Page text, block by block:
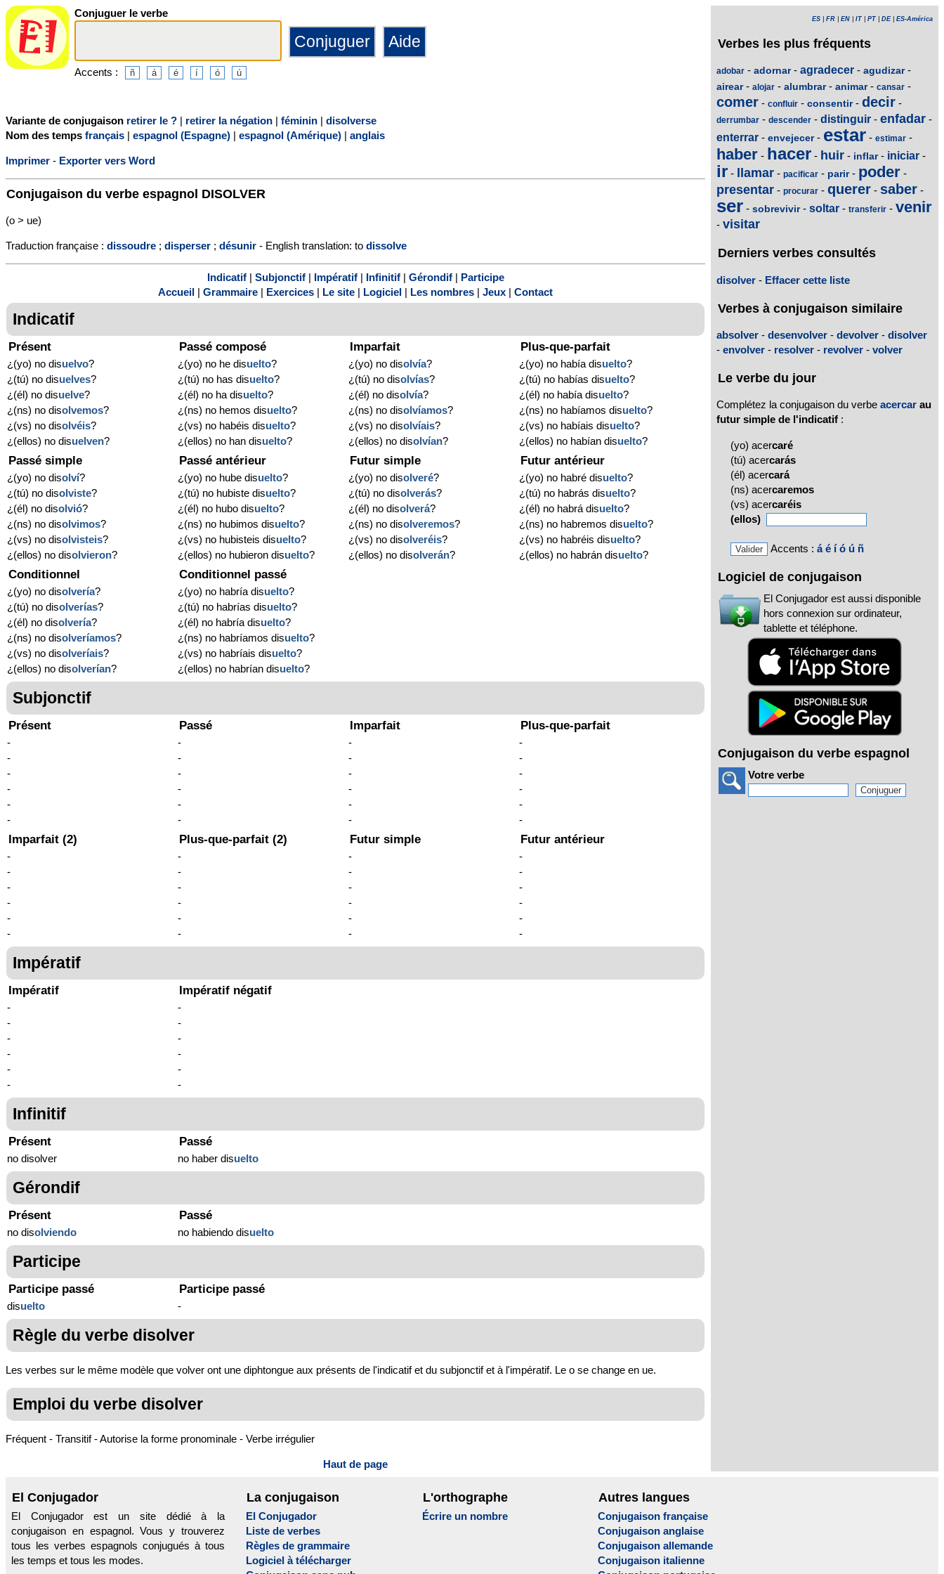
Conjuguer le verbe
Accents :
Variante de conjugaison retirer le ? | retirer la négation | féminin | disolverse
Nom des temps français | espagnol (Espagne) | espagnol (Amérique) | anglais
Imprimer - Exporter vers Word
Conjugaison du verbe espagnol DISOLVER
(o > ue)
Traduction française : dissoudre ; disperser ; désunir - English translation: to dissolve
Indicatif| Subjonctif| Impératif| Infinitif| Gérondif| Participe
Accueil | Grammaire | Exercices | Le site | Logiciel | Les nombres | Jeux | Contact
Indicatif
Présent
¿(yo) no disuelvo?
¿(tú) no disuelves?
¿(él) no disuelve?
¿(ns) no disolvemos?
¿(vs) no disolvéis?
¿(ellos) no disuelven?
Passé composé
¿(yo) no he disuelto?
¿(tú) no has disuelto?
¿(él) no ha disuelto?
¿(ns) no hemos disuelto?
¿(vs) no habéis disuelto?
¿(ellos) no han disuelto?
Imparfait
¿(yo) no disolvía?
¿(tú) no disolvías?
¿(él) no disolvía?
¿(ns) no disolvíamos?
¿(vs) no disolvíais?
¿(ellos) no disolvían?
Plus-que-parfait
¿(yo) no había disuelto?
¿(tú) no habías disuelto?
¿(él) no había disuelto?
¿(ns) no habíamos disuelto?
¿(vs) no habíais disuelto?
¿(ellos) no habían disuelto?
Passé simple
¿(yo) no disolví?
¿(tú) no disolviste?
¿(él) no disolvió?
¿(ns) no disolvimos?
¿(vs) no disolvisteis?
¿(ellos) no disolvieron?
Passé antérieur
¿(yo) no hube disuelto?
¿(tú) no hubiste disuelto?
¿(él) no hubo disuelto?
¿(ns) no hubimos disuelto?
¿(vs) no hubisteis disuelto?
¿(ellos) no hubieron disuelto?
Futur simple
¿(yo) no disolveré?
¿(tú) no disolverás?
¿(él) no disolverá?
¿(ns) no disolveremos?
¿(vs) no disolveréis?
¿(ellos) no disolverán?
Futur antérieur
¿(yo) no habré disuelto?
¿(tú) no habrás disuelto?
¿(él) no habrá disuelto?
¿(ns) no habremos disuelto?
¿(vs) no habréis disuelto?
¿(ellos) no habrán disuelto?
Conditionnel
¿(yo) no disolvería?
¿(tú) no disolverías?
¿(él) no disolvería?
¿(ns) no disolveríamos?
¿(vs) no disolveríais?
¿(ellos) no disolverían?
Conditionnel passé
¿(yo) no habría disuelto?
¿(tú) no habrías disuelto?
¿(él) no habría disuelto?
¿(ns) no habríamos disuelto?
¿(vs) no habríais disuelto?
¿(ellos) no habrían disuelto?
Subjonctif
Présent
-
-
-
-
-
-
Passé
-
-
-
-
-
-
Imparfait
-
-
-
-
-
-
Plus-que-parfait
-
-
-
-
-
-
Imparfait (2)
-
-
-
-
-
-
Plus-que-parfait (2)
-
-
-
-
-
-
Futur simple
-
-
-
-
-
-
Futur antérieur
-
-
-
-
-
-
Impératif
Impératif
-
-
-
-
-
-
Impératif négatif
-
-
-
-
-
-
Infinitif
Présent
no disolver
Passé
no haber disuelto
Gérondif
Présent
no disolviendo
Passé
no habiendo disuelto
Participe
Participe passé
disuelto
Participe passé
-
Règle du verbe disolver
Les verbes sur le même modèle que volver ont une diphtongue aux présents de l'indicatif et du subjonctif et à l'impératif. Le o se change en ue.
Emploi du verbe disolver
Fréquent - Transitif - Autorise la forme pronominale - Verbe irrégulier
Haut de page
ES FR EN IT PT DE| ES-América
Verbes les plus fréquents
adobar - adornar- agradecer - agudizar-
airear- alojar - alumbrar- animar- cansar -
comer - confluir - consentir- decir -
derrumbar - descender - distinguir - enfadar -
enterrar - envejecer- estar - estimar -
haber - hacer - huir - inflar- iniciar -
ir - llamar - pacificar - parir- poder -
presentar - procurar - querer - saber -
ser - sobrevivir- soltar - transferir - venir
- visitar
Derniers verbes consultés
disolver - Effacer cette liste
Verbes à conjugaison similaire
absolver - desenvolver - devolver - disolver
- envolver - resolver - revolver - volver
Le verbe du jour
Complétez la conjugaison du verbe acercar au
futur simple de l'indicatif :
(yo) acercaré
(tú) acercarás
(él) acercará
(ns) acercaremos
(vs) acercaréis
(ellos)
Accents : á é í ó ú ñ
Logiciel de conjugaison
El Conjugador est aussi disponible
hors connexion sur ordinateur,
tablette et téléphone.
Conjugaison du verbe espagnol
Votre verbe
El Conjugador
El Conjugador est un site dédié à la
conjugaison en espagnol. Vous y trouverez
tous les verbes espagnols conjugués à tous
les temps et tous les modes.
La conjugaison
El Conjugador
Liste de verbes
Règles de grammaire
Logiciel à télécharger
L'orthographe
Écrire un nombre
Autres langues
Conjugaison française
Conjugaison anglaise
Conjugaison allemande
Conjugaison italienne